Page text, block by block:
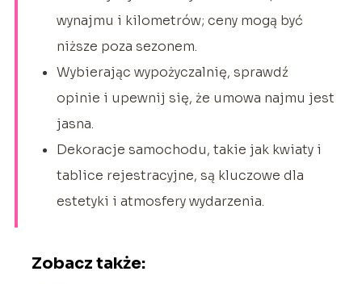
wynajmu i kilometrów; ceny mogą być
niższe poza sezonem.
Wybierając wypożyczalnię, sprawdź
opinie i upewnij się, że umowa najmu jest
jasna.
Dekoracje samochodu, takie jak kwiaty i
tablice rejestracyjne, są kluczowe dla
estetyki i atmosfery wydarzenia.
Zobacz także: